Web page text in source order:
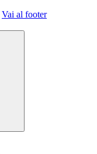
Vai al footer